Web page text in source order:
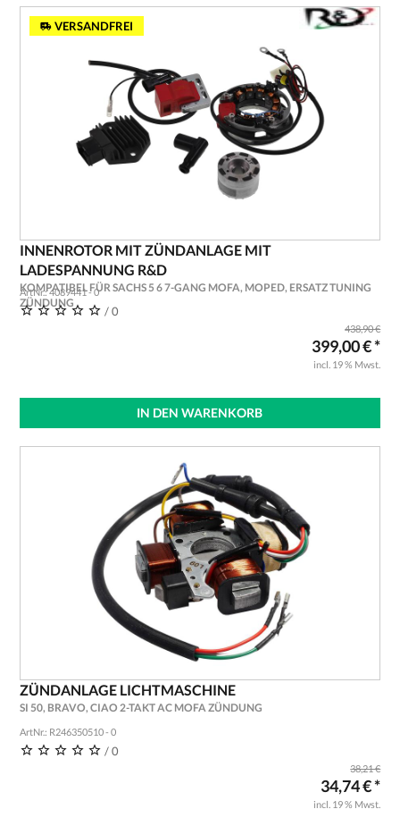
VERSANDFREI
INNENROTOR MIT ZÜNDANLAGE MIT
LADESPANNUNG R&D
KOMPATIBEL FÜR SACHS 5 6 7-GANG MOFA, MOPED, ERSATZ TUNING
ZÜNDUNG
ArtNr.: 4089441 - 0
/ 0
438,90 €
399,00 € *
incl. 19 % Mwst.
IN DEN WARENKORB
ZÜNDANLAGE LICHTMASCHINE
SI 50, BRAVO, CIAO 2-TAKT AC MOFA ZÜNDUNG
ArtNr.: R246350510 - 0
/ 0
38,21 €
34,74 € *
incl. 19 % Mwst.